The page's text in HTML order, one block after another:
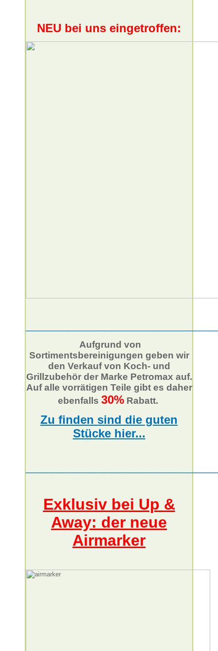
NEU bei uns eingetroffen:
Aufgrund von
Sortimentsbereinigungen geben wir
den Verkauf von Koch- und
Grillzubehör der Marke Petromax auf.
Auf alle vorrätigen Teile gibt es daher
ebenfalls 30%Rabatt.
Zu finden sind die guten
Stücke hier...
Exklusiv bei Up &
Away: der neue
Airmarker